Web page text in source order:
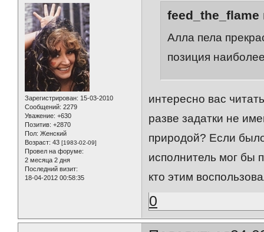
Зарегистрирован: 15-03-2010
Сообщений: 2279
Уважение: +630
Позитив: +2870
Пол: Женский
Возраст: 43 [1983-02-09]
Провел на форуме:
2 месяца 2 дня
Последний визит:
18-04-2012 00:58:35
feed_the_flame
Алла пела
позиция
интересно вас
разве задатки не
природой? Если
исполнитель мог бы
кто этим
0